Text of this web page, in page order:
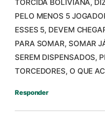
TORCIDA BOLIVIANA,
PELO MENOS 5
ESSES 5, DEVEM
PARA SOMAR, SOMAR
SEREM DISPENSADOS,
TORCEDORES, O QUE
Responder